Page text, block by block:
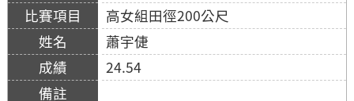
高女組田徑200公尺
蕭宇倢
24.54